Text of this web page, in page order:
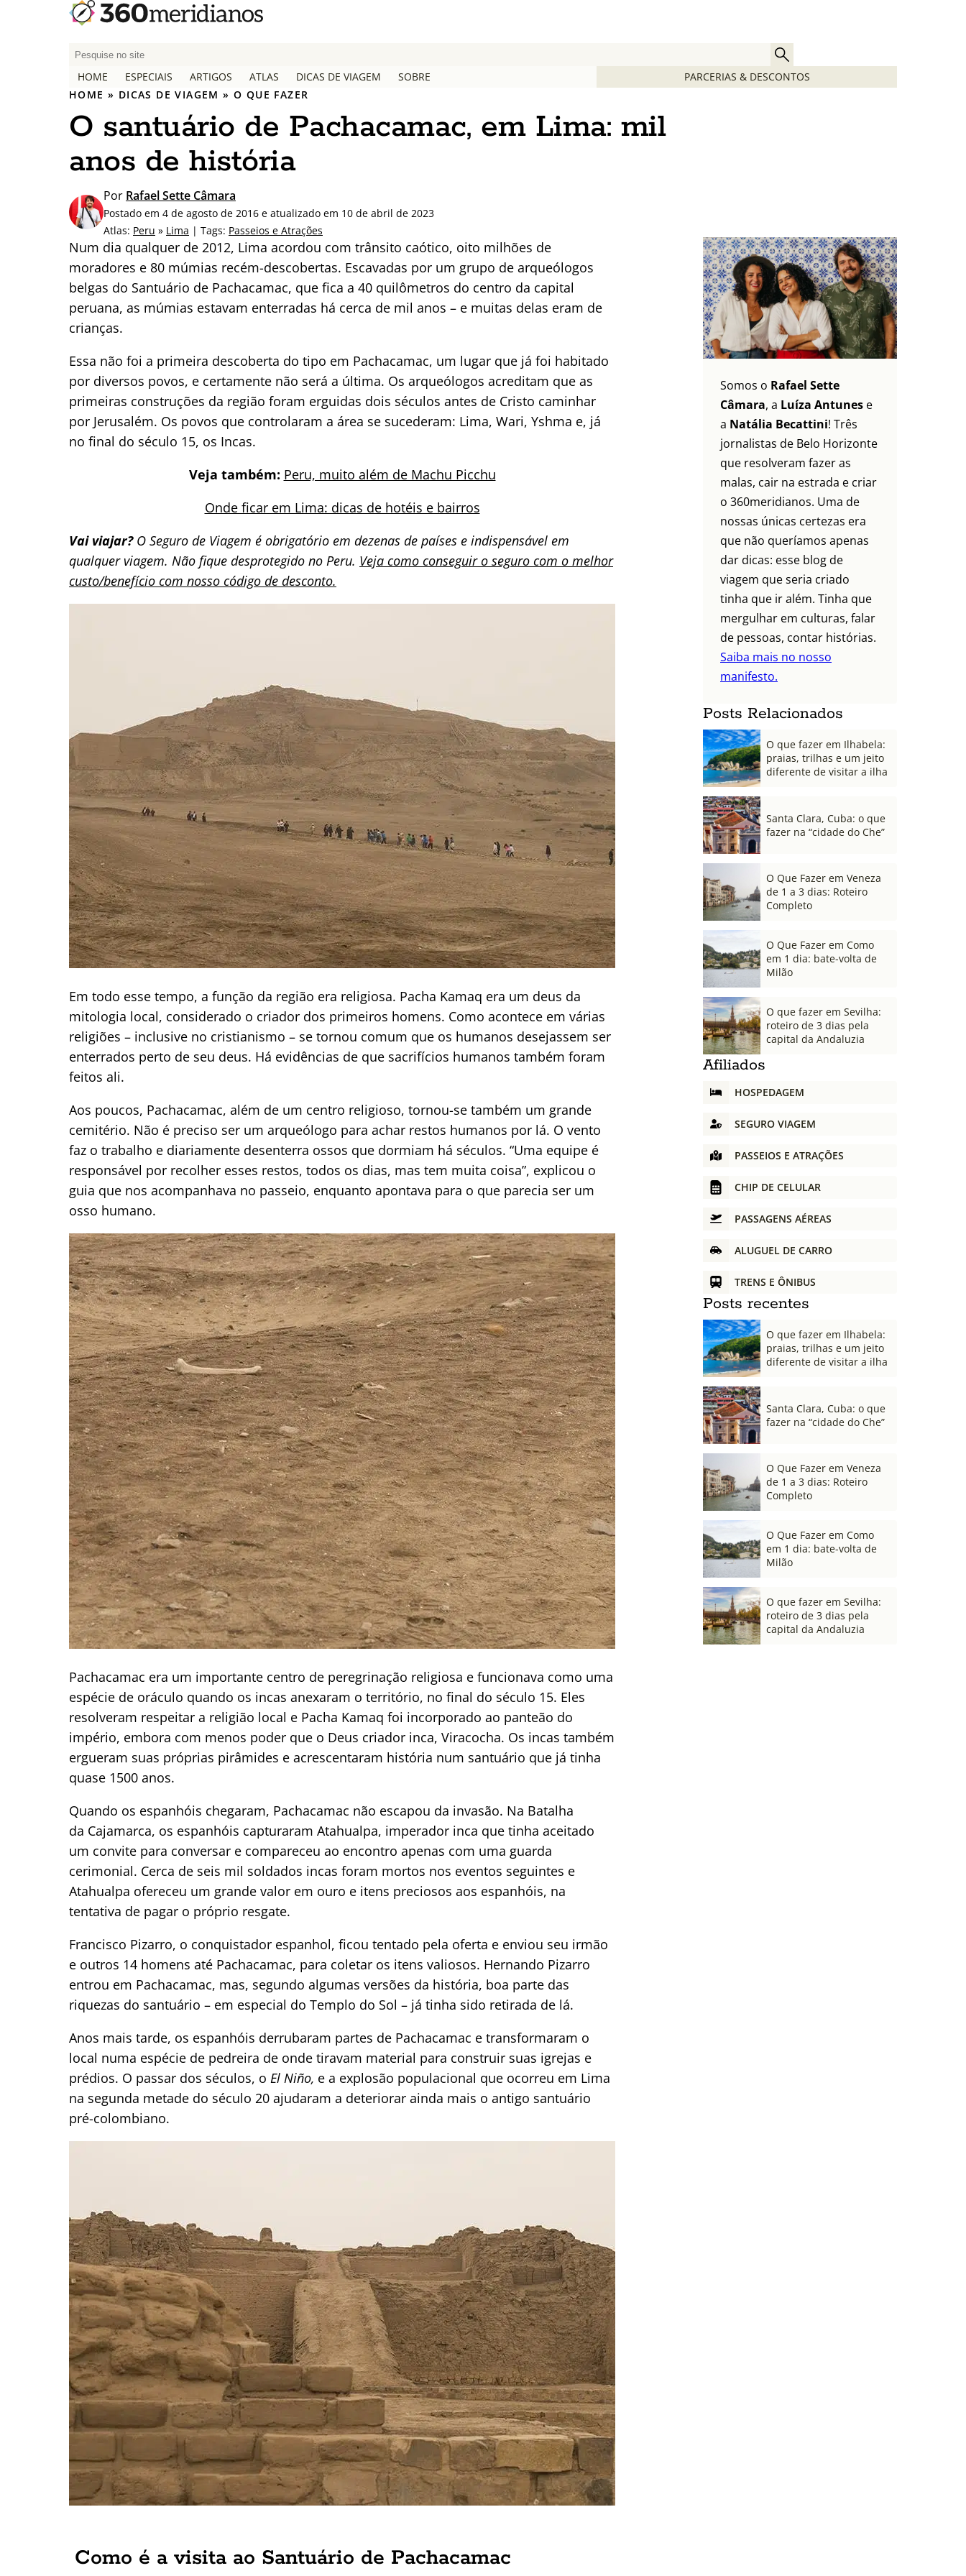
P
q
u
i
s
a
p
o
r
:
HOME ESPECIAIS ARTIGOS ATLAS DICAS DE VIAGEM SOBRE
PARCERIAS & DESCONTOS
HOME » DICAS DE VIAGEM »O QUE FAZER
O santuário de Pachacamac, em Lima: mil
anos de história
Por Rafael Sette Câmara
Postado em 4 de agosto de 2016 e atualizado em 10 de abril de 2023
Atlas: Peru » Lima | Tags: Passeios e Atrações
Num dia qualquer de 2012, Lima acordou com trânsito caótico, oito milhões de
moradores e 80 múmias recém-descobertas. Escavadas por um grupo de arqueólogos
belgas do Santuário de Pachacamac, que fica a 40 quilômetros do centro da capital
peruana, as múmias estavam enterradas há cerca de mil anos – e muitas delas eram de
crianças.
Essa não foi a primeira descoberta do tipo em Pachacamac, um lugar que já foi habitado
por diversos povos, e certamente não será a última. Os arqueólogos acreditam que as
primeiras construções da região foram erguidas dois séculos antes de Cristo caminhar
por Jerusalém. Os povos que controlaram a área se sucederam: Lima, Wari, Yshma e, já
no final do século 15, os Incas.
Veja também: Peru, muito além de Machu Picchu
Onde ficar em Lima: dicas de hotéis e bairros
Vai viajar? O Seguro de Viagem é obrigatório em dezenas de países e indispensável em
qualquer viagem. Não fique desprotegido no Peru. Veja como conseguir o seguro com o melhor
custo/benefício com nosso código de desconto.
Em todo esse tempo, a função da região era religiosa. Pacha Kamaq era um deus da
mitologia local, considerado o criador dos primeiros homens. Como acontece em várias
religiões – inclusive no cristianismo – se tornou comum que os humanos desejassem ser
enterrados perto de seu deus. Há evidências de que sacrifícios humanos também foram
feitos ali.
Aos poucos, Pachacamac, além de um centro religioso, tornou-se também um grande
cemitério. Não é preciso ser um arqueólogo para achar restos humanos por lá. O vento
faz o trabalho e diariamente desenterra ossos que dormiam há séculos. “Uma equipe é
responsável por recolher esses restos, todos os dias, mas tem muita coisa”, explicou o
guia que nos acompanhava no passeio, enquanto apontava para o que parecia ser um
osso humano.
Pachacamac era um importante centro de peregrinação religiosa e funcionava como uma
espécie de oráculo quando os incas anexaram o território, no final do século 15. Eles
resolveram respeitar a religião local e Pacha Kamaq foi incorporado ao panteão do
império, embora com menos poder que o Deus criador inca, Viracocha. Os incas também
ergueram suas próprias pirâmides e acrescentaram história num santuário que já tinha
quase 1500 anos.
Quando os espanhóis chegaram, Pachacamac não escapou da invasão. Na Batalha
da Cajamarca, os espanhóis capturaram Atahualpa, imperador inca que tinha aceitado
um convite para conversar e compareceu ao encontro apenas com uma guarda
cerimonial. Cerca de seis mil soldados incas foram mortos nos eventos seguintes e
Atahualpa ofereceu um grande valor em ouro e itens preciosos aos espanhóis, na
tentativa de pagar o próprio resgate.
Francisco Pizarro, o conquistador espanhol, ficou tentado pela oferta e enviou seu irmão
e outros 14 homens até Pachacamac, para coletar os itens valiosos. Hernando Pizarro
entrou em Pachacamac, mas, segundo algumas versões da história, boa parte das
riquezas do santuário – em especial do Templo do Sol – já tinha sido retirada de lá.
Anos mais tarde, os espanhóis derrubaram partes de Pachacamac e transformaram o
local numa espécie de pedreira de onde tiravam material para construir suas igrejas e
prédios. O passar dos séculos, o El Niño, e a explosão populacional que ocorreu em Lima
na segunda metade do século 20 ajudaram a deteriorar ainda mais o antigo santuário
pré-colombiano.
Como é a visita ao Santuário de Pachacamac
Somos o Rafael Sette
Câmara, a Luíza Antunes e
a Natália Becattini! Três
jornalistas de Belo Horizonte
que resolveram fazer as
malas, cair na estrada e criar
o 360meridianos. Uma de
nossas únicas certezas era
que não queríamos apenas
dar dicas: esse blog de
viagem que seria criado
tinha que ir além. Tinha que
mergulhar em culturas, falar
de pessoas, contar histórias.
Saiba mais no nosso
manifesto.
Posts Relacionados
O que fazer em Ilhabela:
praias, trilhas e um jeito
diferente de visitar a ilha
Santa Clara, Cuba: o que
fazer na “cidade do Che”
O Que Fazer em Veneza
de 1 a 3 dias: Roteiro
Completo
O Que Fazer em Como
em 1 dia: bate-volta de
Milão
O que fazer em Sevilha:
roteiro de 3 dias pela
capital da Andaluzia
Afiliados
HOSPEDAGEM
SEGURO VIAGEM
PASSEIOS E ATRAÇÕES
CHIP DE CELULAR
PASSAGENS AÉREAS
ALUGUEL DE CARRO
TRENS E ÔNIBUS
Posts recentes
O que fazer em Ilhabela:
praias, trilhas e um jeito
diferente de visitar a ilha
Santa Clara, Cuba: o que
fazer na “cidade do Che”
O Que Fazer em Veneza
de 1 a 3 dias: Roteiro
Completo
O Que Fazer em Como
em 1 dia: bate-volta de
Milão
O que fazer em Sevilha:
roteiro de 3 dias pela
capital da Andaluzia